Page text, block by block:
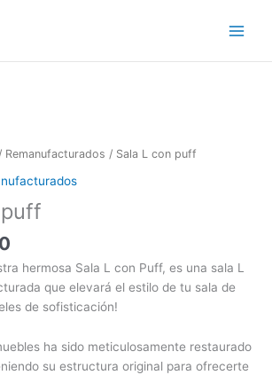
Remanufacturados / Sala L con puff
hermosa Sala L con Puff, es una sala L
que elevará el estilo de tu sala de
de sofisticación!
ha sido meticulosamente restaurado
su estructura original para ofrecerte